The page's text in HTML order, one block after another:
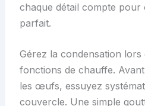
chaque détail compte
parfait.
Gérez la condensation lors
fonctions de chauffe.
les œufs, essuyez
couvercle. Une simple